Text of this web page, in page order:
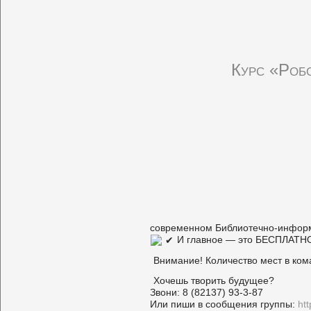
Курс
современном Библиотечно-
И главное — это
Внимание! Количество мест в
Хочешь творить будущее?
Звони: 8 (82137) 93-3-87
Или пиши в сообщения группы: